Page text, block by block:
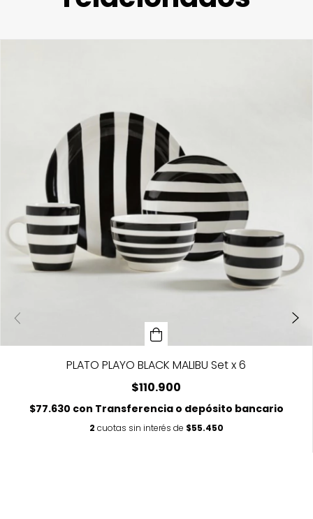
PLATO PLAYO BLACK MALIBU Set x 6
$110.900
$77.630 con Transferencia o depósito bancario
2 cuotas sin interés de $55.450